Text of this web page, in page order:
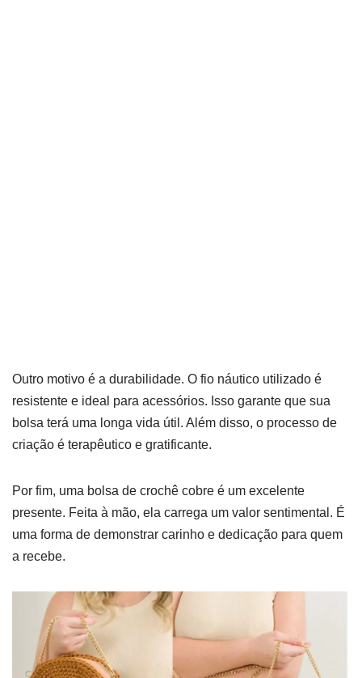
Outro motivo é a durabilidade. O fio náutico utilizado é
resistente e ideal para acessórios. Isso garante que sua
bolsa terá uma longa vida útil. Além disso, o processo de
criação é terapêutico e gratificante.
Por fim, uma bolsa de crochê cobre é um excelente
presente. Feita à mão, ela carrega um valor sentimental. É
uma forma de demonstrar carinho e dedicação para quem
a recebe.